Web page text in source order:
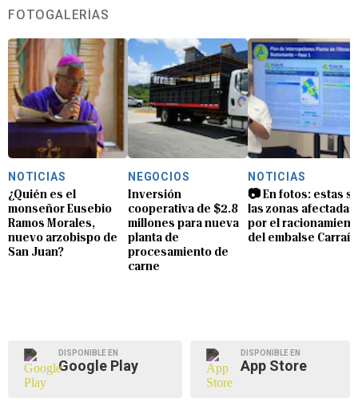
FOTOGALERÍAS
NOTICIAS
¿Quién es el
monseñor Eusebio
Ramos Morales,
nuevo arzobispo de
San Juan?
NEGOCIOS
Inversión
cooperativa de $2.8
millones para nueva
planta de
procesamiento de
carne
NOTICIAS
📷 En fotos: estas
las zonas afectadas
por el
del embalse
DISPONIBLE EN
Google Play
DISPONIBLE EN
App Store